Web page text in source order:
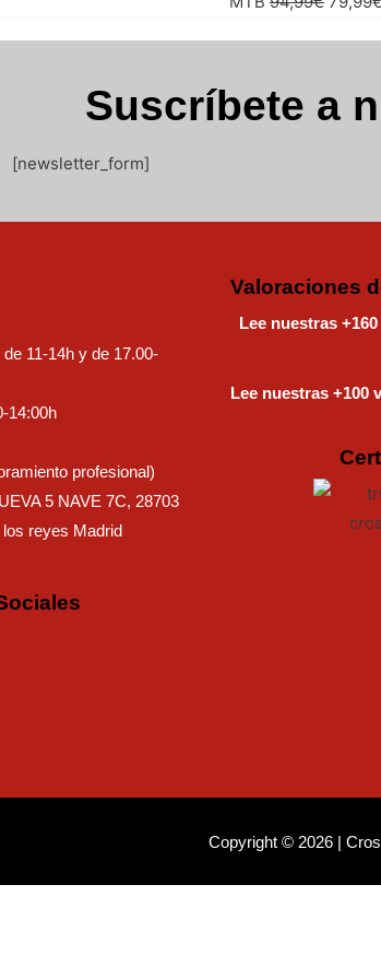
Suscríbete a
[newsletter_form]
11-14h y de 17.00-
14:00h
profesional)
5 NAVE 7C, 28703
reyes Madrid
Valoraciones
Lee nuestras
Lee nuestras +100
Copyright © 2026 |